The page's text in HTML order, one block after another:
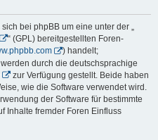
bei phpBB um eine unter der „
“ (GPL) bereitgestellten Foren-
) handelt;
durch die deutschsprachige
zur Verfügung gestellt. Beide haben
wie die Software verwendet wird.
der Software für bestimmte
Inhalte fremder Foren Einfluss